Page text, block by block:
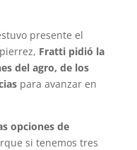
presente el
Fratti pidió la
del agro, de los
para avanzar en
opciones de
si tenemos tres